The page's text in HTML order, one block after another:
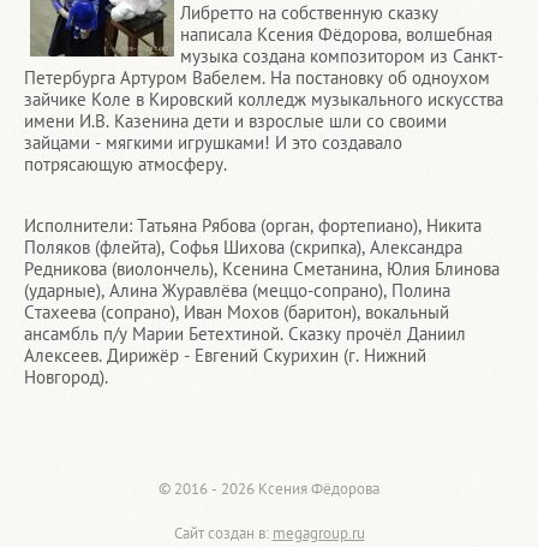
Либретто на собственную сказку
написала Ксения Фёдорова, волшебная
музыка создана композитором из Санкт-
Петербурга Артуром Вабелем. На постановку об одноухом
зайчике Коле в Кировский колледж музыкального искусства
имени И.В. Казенина дети и взрослые шли со своими
зайцами - мягкими игрушками! И это создавало
потрясающую атмосферу.
Исполнители: Татьяна Рябова (орган, фортепиано), Никита
Поляков (флейта), Софья Шихова (скрипка), Александра
Редникова (виолончель), Ксенина Сметанина, Юлия Блинова
(ударные), Алина Журавлёва (меццо-сопрано), Полина
Стахеева (сопрано), Иван Мохов (баритон), вокальный
ансамбль п/у Марии Бетехтиной. Сказку прочёл Даниил
Алексеев. Дирижёр - Евгений Скурихин (г. Нижний
Новгород).
© 2016 - 2026 Ксения Фёдорова
Сайт создан в: megagroup.ru